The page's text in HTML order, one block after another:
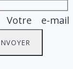
Votre e-mail